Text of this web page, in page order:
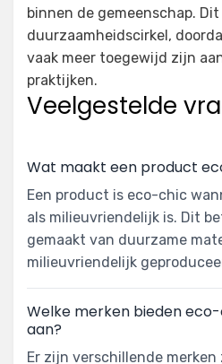
binnen de gemeenschap.
duurzaamheidscirkel,
vaak meer toegewijd zijn
praktijken.
Veelgestelde
Wat maakt een product
Een product is eco-chic
als milieuvriendelijk is. Dit
gemaakt van duurzame
milieuvriendelijk
Welke merken bieden
aan?
Er zijn verschillende merken